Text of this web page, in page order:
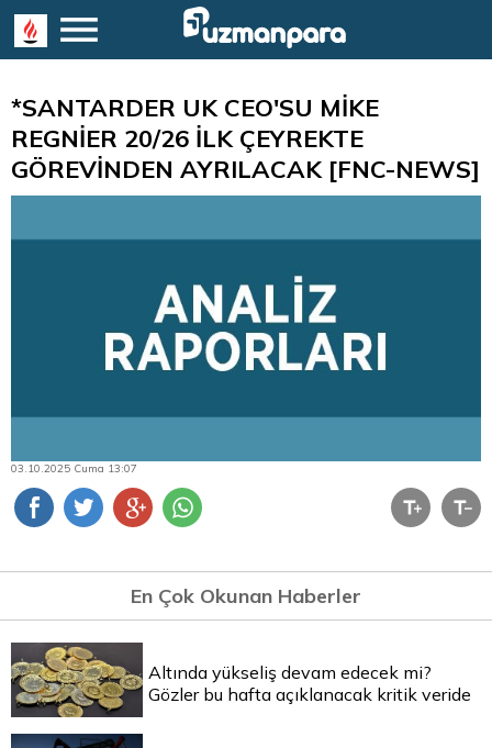
*SANTARDER UK CEO'SU MİKE
REGNİER 20/26 İLK ÇEYREKTE
GÖREVİNDEN AYRILACAK [FNC-NEWS]
03.10.2025 Cuma 13:07
En Çok Okunan Haberler
Altında yükseliş devam edecek mi?
Gözler bu hafta açıklanacak kritik veride